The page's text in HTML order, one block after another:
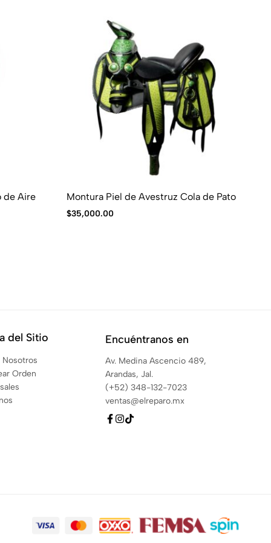
de Aire Montura Piel de Avestruz Cola de Pato
$35,000.00
del Sitio
Nosotros
Orden
Encuéntranos en
Av. Medina Ascencio 489,
Arandas, Jal.
(+52) 348-132-7023
ventas@elreparo.mx